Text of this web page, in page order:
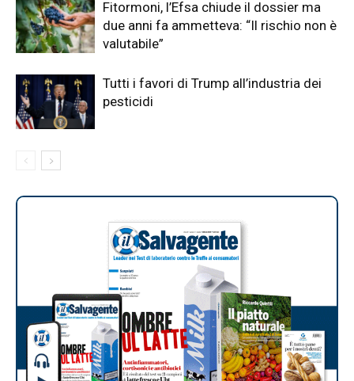
Fitormoni, l’Efsa chiude il dossier ma
due anni fa ammetteva: “Il rischio non è
valutabile”
Tutti i favori di Trump all’industria dei
pesticidi